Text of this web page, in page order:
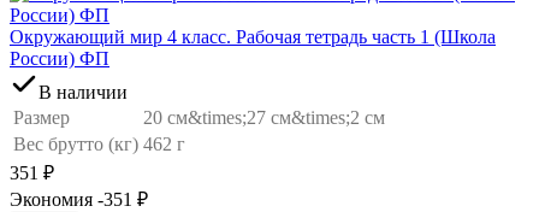
Окружающий мир 4 класс. Рабочая тетрадь часть 1 (Школа
России) ФП
В наличии
Размер
20 см&times;27 см&times;2 см
Вес брутто (кг) 462 г
351 ₽
Экономия -351 ₽